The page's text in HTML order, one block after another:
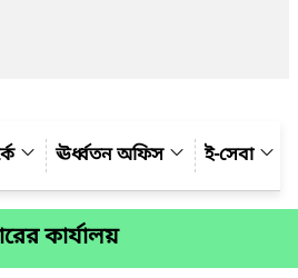
ঊর্ধ্বতন অফিস ই-সেবা
কার্যালয়